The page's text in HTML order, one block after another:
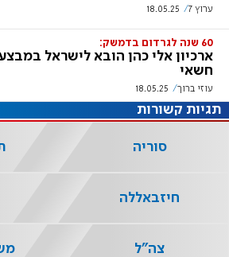
ערוץ 7 18.05.25
60 שנה לגרדום בדמשק:
ארכיון אלי כהן הובא לישראל
חשאי
עוזי ברוך 18.05.25
תגיות קשורות
סוריה
חיזבאללה
צה"ל